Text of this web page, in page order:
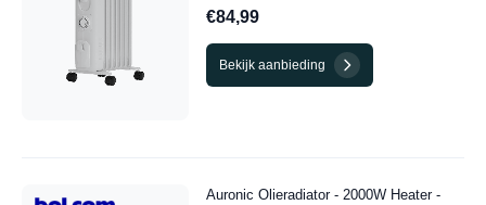
€84,99
Bekijk aanbieding
Auronic Olieradiator - 2000W Heater -